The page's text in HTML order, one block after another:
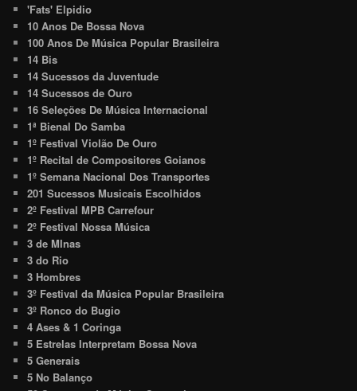
'Fats' Elpidio
10 Anos De Bossa Nova
100 Anos De Música Popular Brasileira
14 Bis
14 Sucessos da Juventude
14 Sucessos de Ouro
16 Seleções De Música Internacional
1ª Bienal Do Samba
1º Festival Violão De Ouro
1º Recital de Compositores Goianos
1º Semana Nacional Dos Transportes
201 Sucessos Musicais Escolhidos
2º Festival MPB Carrefour
2º Festival Nossa Música
3 de MInas
3 do Rio
3 Hombres
3º Festival da Música Popular Brasileira
3º Ronco do Bugio
4 Ases & 1 Coringa
5 Estrelas Interpretam Bossa Nova
5 Generais
5 No Balanço